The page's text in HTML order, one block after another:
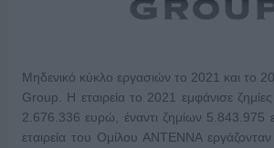
Μηδενικό κύκλο εργασιών το 2021 και το
Group. Η εταιρεία το 2021 εμφάνισε
2.676.336 ευρώ, έναντι ζημίων 5.843.975
εταιρεία του Ομίλου ΑΝΤΕΝΝΑ